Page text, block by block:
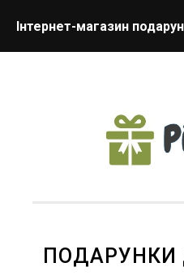
Інтернет-магазин